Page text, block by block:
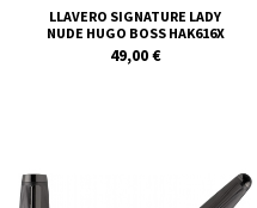
LLAVERO SIGNATURE LADY
NUDE HUGO BOSS HAK616X
49,00 €